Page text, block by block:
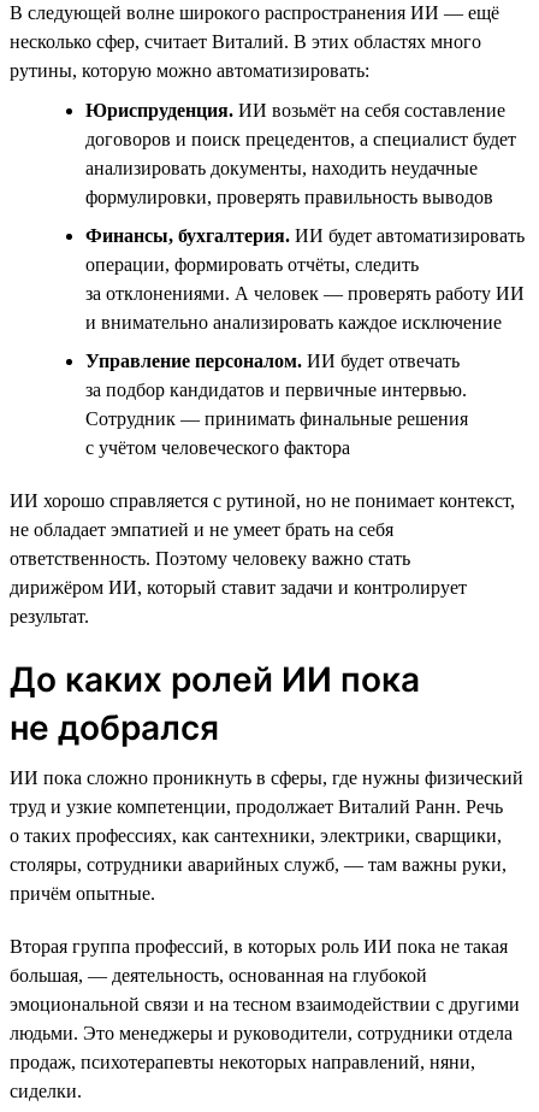
В следующей волне широкого распространения ИИ — ещё
несколько сфер, считает Виталий. В этих областях много
рутины, которую можно автоматизировать:
Юриспруденция. ИИ возьмёт на себя составление
договоров и поиск прецедентов, а специалист будет
анализировать документы, находить неудачные
формулировки, проверять правильность выводов
Финансы, бухгалтерия. ИИ будет автоматизировать
операции, формировать отчёты, следить
за отклонениями. А человек — проверять работу ИИ
и внимательно анализировать каждое исключение
Управление персоналом. ИИ будет отвечать
за подбор кандидатов и первичные интервью.
Сотрудник — принимать финальные решения
с учётом человеческого фактора
ИИ хорошо справляется с рутиной, но не понимает контекст,
не обладает эмпатией и не умеет брать на себя
ответственность. Поэтому человеку важно стать
дирижёром ИИ, который ставит задачи и контролирует
результат.
До каких ролей ИИ пока
не добрался
ИИ пока сложно проникнуть в сферы, где нужны физический
труд и узкие компетенции, продолжает Виталий Ранн. Речь
о таких профессиях, как сантехники, электрики, сварщики,
столяры, сотрудники аварийных служб, — там важны руки,
причём опытные.
Вторая группа профессий, в которых роль ИИ пока не такая
большая, — деятельность, основанная на глубокой
эмоциональной связи и на тесном взаимодействии с другими
людьми. Это менеджеры и руководители, сотрудники отдела
продаж, психотерапевты некоторых направлений, няни,
сиделки.